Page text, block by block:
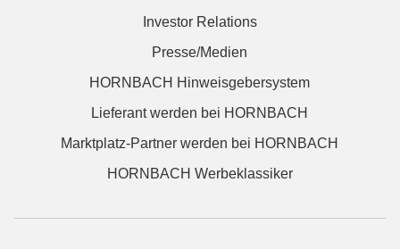
Investor Relations
Presse/Medien
HORNBACH Hinweisgebersystem
Lieferant werden bei HORNBACH
Marktplatz-Partner werden bei HORNBACH
HORNBACH Werbeklassiker